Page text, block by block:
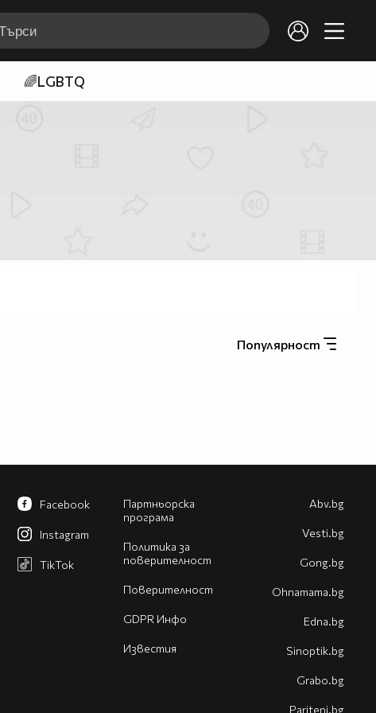
🌈LGBTQ
Популярност
Партньорска
програма
Политика за
поверителност
Поверителност
GDPR Инфо
Известия
Facebook
Instagram
TikTok
Abv.bg
Vesti.bg
Gong.bg
Оhnamama.bg
Edna.bg
Sinoptik.bg
Grabo.bg
Pariteni.bg